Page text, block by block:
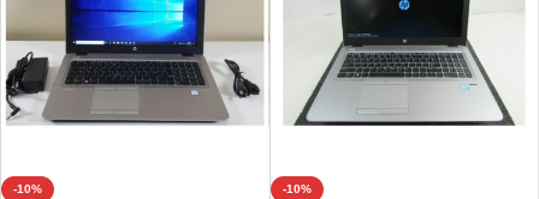
-10% -10%